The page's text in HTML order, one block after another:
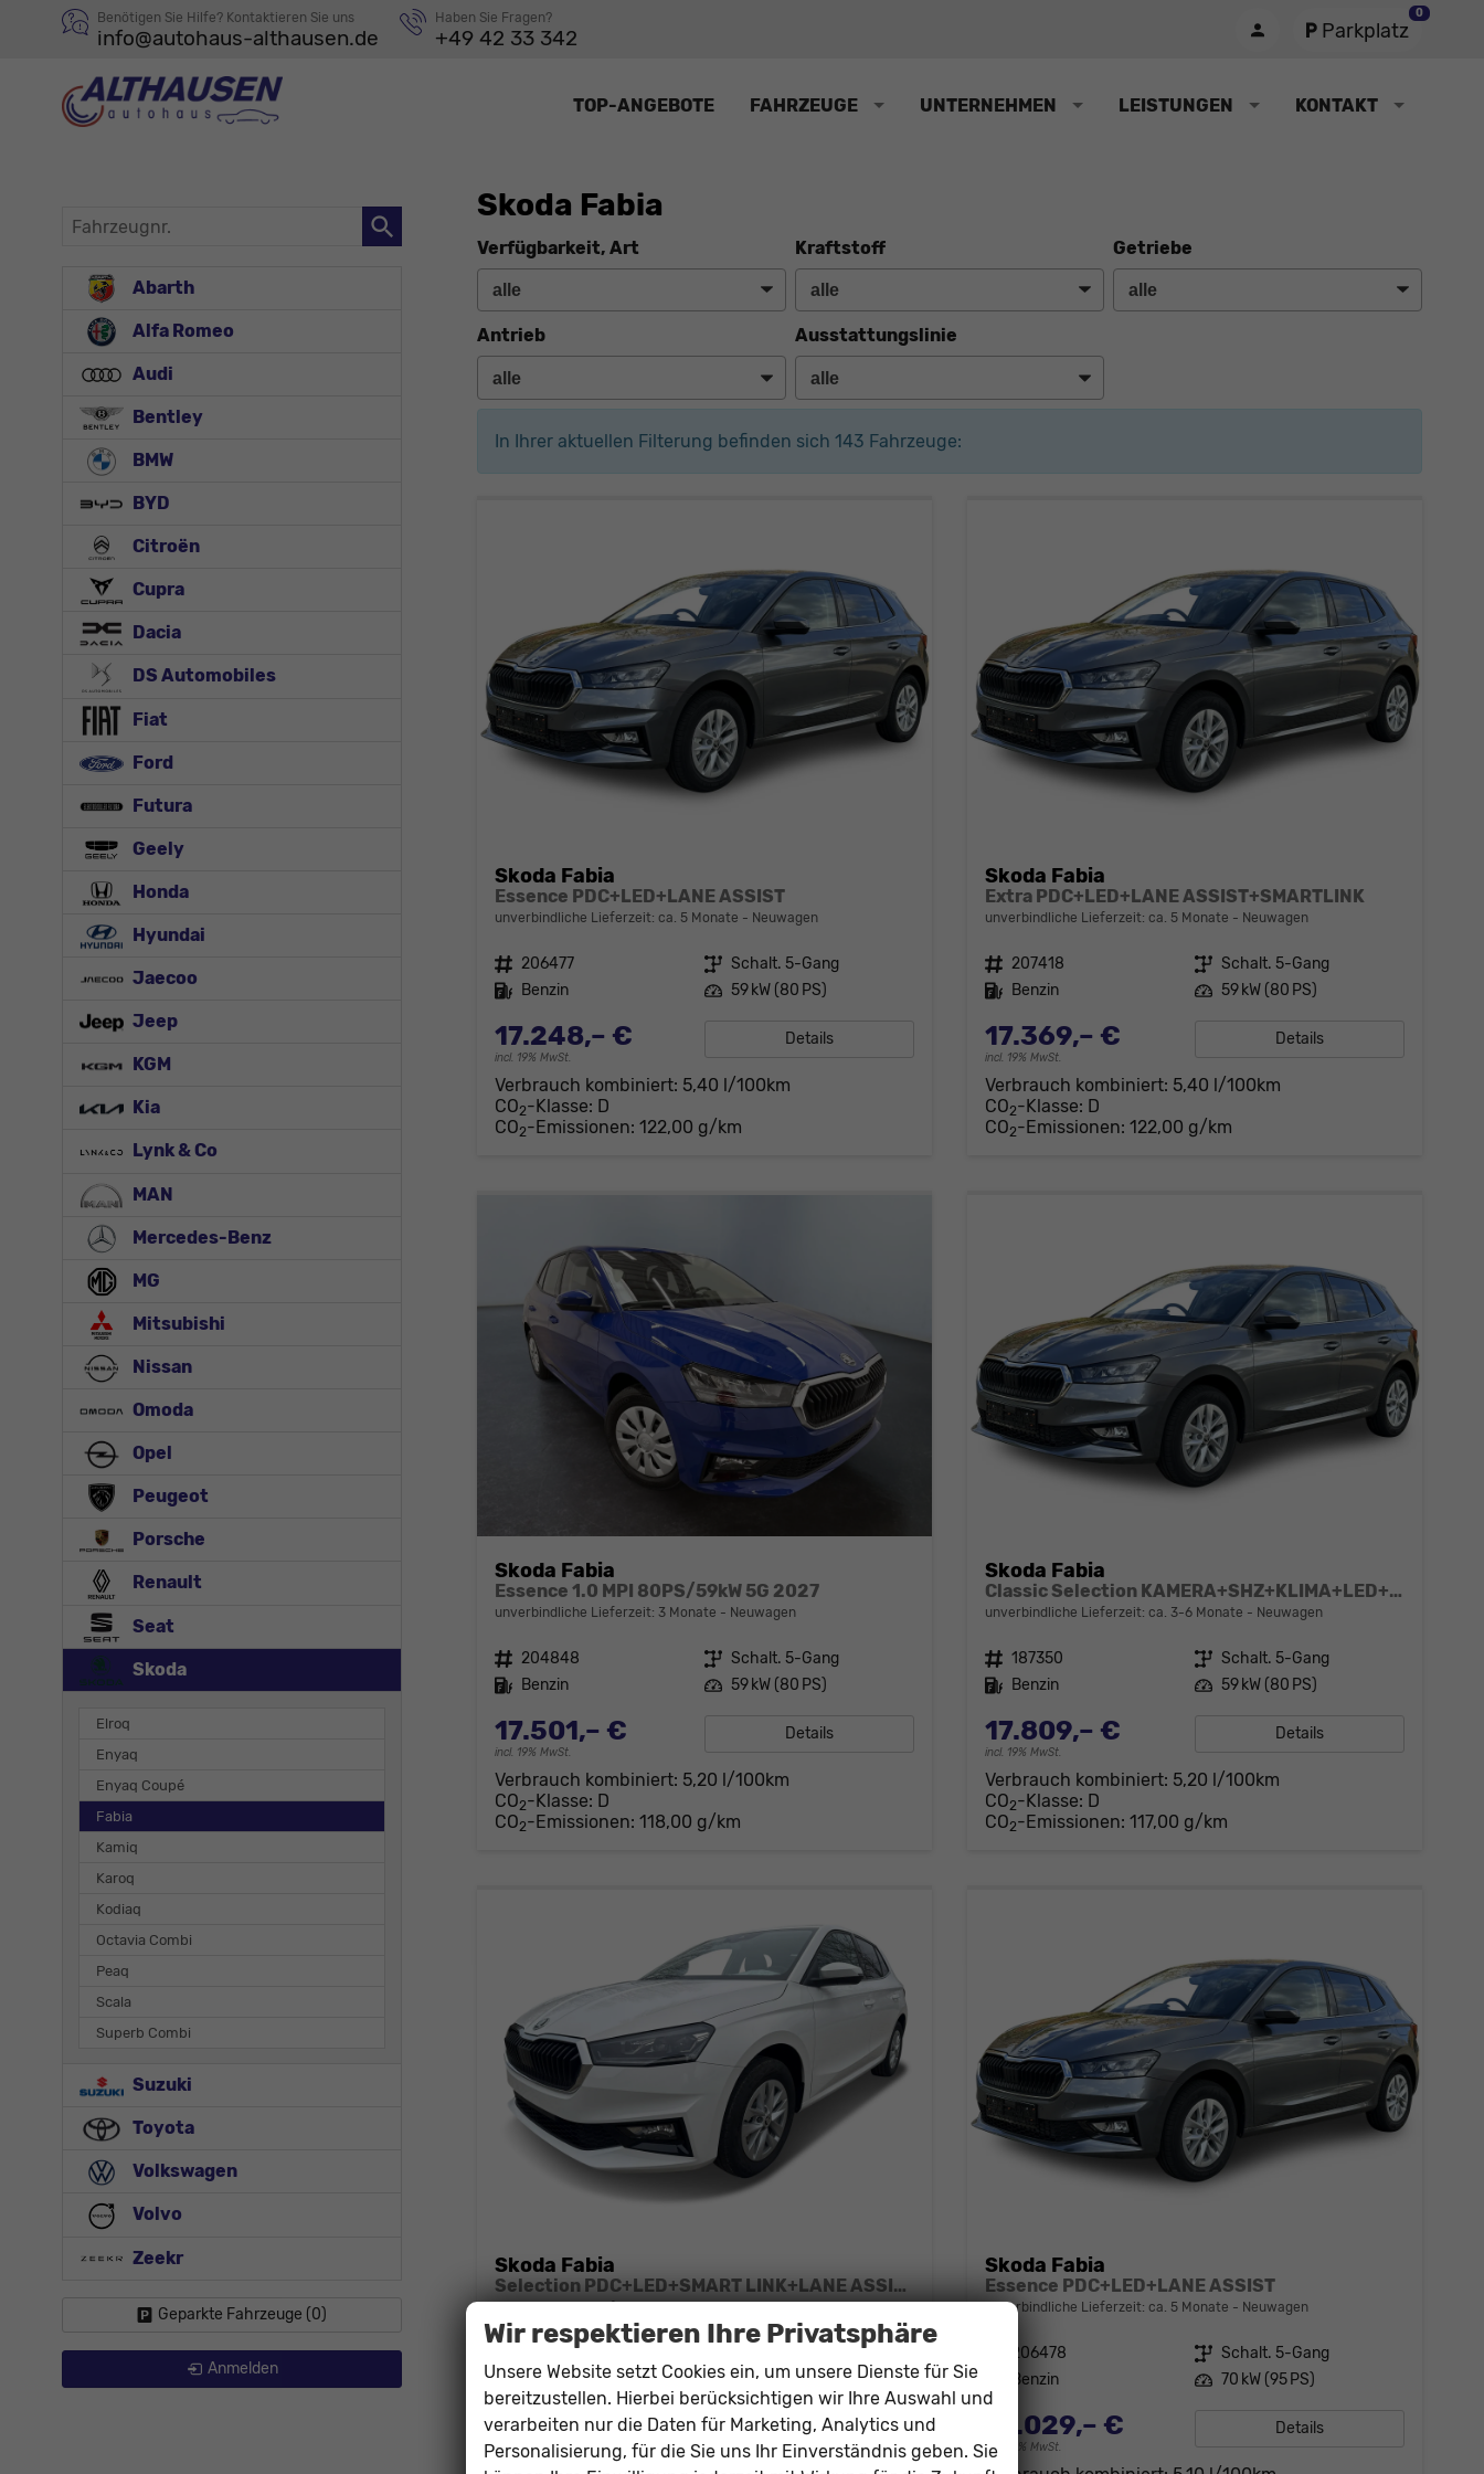
Benötigen Sie Hilfe? Kontaktieren Sie uns
info@autohaus-althausen.de
Haben Sie Fragen?
+49 42 33 342 Parkplatz
0
TOP-ANGEBOTE FAHRZEUGE UNTERNEHMEN LEISTUNGEN KONTAKT
Skoda Fabia
Verfügbarkeit, Art Kraftstoff Getriebe
Antrieb Ausstattungslinie
In Ihrer aktuellen Filterung befinden sich 143 Fahrzeuge:
Skoda Fabia
Essence PDC+LED+LANE ASSIST
unverbindliche Lieferzeit: ca. 5 Monate Neuwagen
Fahrzeugnr. 206477 Getriebe Schalt. 5-Gang
Kraftstoff Benzin Leistung 59 kW (80 PS)
17.248,– €
incl. 19% MwSt.
Details
Verbrauch kombiniert: 5,40 l/100km
CO2-Klasse: D
CO2-Emissionen: 122,00 g/km
Skoda Fabia
Extra PDC+LED+LANE ASSIST+SMARTLINK
unverbindliche Lieferzeit: ca. 5 Monate Neuwagen
Fahrzeugnr. 207418 Getriebe Schalt. 5-Gang
Kraftstoff Benzin Leistung 59 kW (80 PS)
17.369,– €
incl. 19% MwSt.
Details
Verbrauch kombiniert: 5,40 l/100km
CO2-Klasse: D
CO2-Emissionen: 122,00 g/km
Skoda Fabia
Essence 1.0 MPI 80PS/59kW 5G 2027
unverbindliche Lieferzeit: 3 Monate Neuwagen
Fahrzeugnr. 204848 Getriebe Schalt. 5-Gang
Kraftstoff Benzin Leistung 59 kW (80 PS)
17.501,– €
incl. 19% MwSt.
Details
Verbrauch kombiniert: 5,20 l/100km
CO2-Klasse: D
CO2-Emissionen: 118,00 g/km
Skoda Fabia
Classic Selection KAMERA+SHZ+KLIMA+LED+15" LM+SMARTLINK
unverbindliche Lieferzeit: ca. 3-6 Monate Neuwagen
Fahrzeugnr. 187350 Getriebe Schalt. 5-Gang
Kraftstoff Benzin Leistung 59 kW (80 PS)
17.809,– €
incl. 19% MwSt.
Details
Verbrauch kombiniert: 5,20 l/100km
CO2-Klasse: D
CO2-Emissionen: 117,00 g/km
Skoda Fabia
Selection PDC+LED+SMART LINK+LANE ASSIST
206480
Kraftstoff Benzin Leistung 59 kW (80 PS)
17.919,– €
incl. 19% MwSt.
Details
Skoda Fabia
Essence PDC+LED+LANE ASSIST
unverbindliche Lieferzeit: ca. 5 Monate Neuwagen
206478 Getriebe Schalt. 5-Gang
Benzin Leistung 70 kW (95 PS)
18.029,– €
incl. 19% MwSt.
Details
Fahrzeugnr.
Abarth
Alfa Romeo
Audi
Bentley
BMW
BYD
Citroën
Cupra
Dacia
DS Automobiles
Fiat
Ford
Futura
Geely
Honda
Hyundai
Jaecoo
Jeep
KGM
Kia
Lynk & Co
MAN
Mercedes-Benz
MG
Mitsubishi
Nissan
Omoda
Opel
Peugeot
Porsche
Renault
Seat
Skoda
Elroq
Enyaq
Enyaq Coupé
Fabia
Kamiq
Karoq
Kodiaq
Octavia Combi
Peaq
Scala
Superb Combi
Suzuki
Toyota
Volkswagen
Volvo
Zeekr
Geparkte Fahrzeuge (0)
Anmelden
Wir respektieren Ihre Privatsphäre
Unsere Website setzt Cookies ein, um unsere Dienste für Sie
bereitzustellen. Hierbei berücksichtigen wir Ihre Auswahl und
verarbeiten nur die Daten für Marketing, Analytics und
Personalisierung, für die Sie uns Ihr Einverständnis geben. Sie